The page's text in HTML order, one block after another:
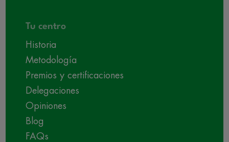
Tu centro
Historia
Metodología
Premios y certificaciones
Delegaciones
Opiniones
Blog
FAQs